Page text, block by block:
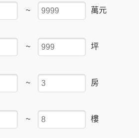
~ 萬元
~ 坪
~ 房
~ 樓